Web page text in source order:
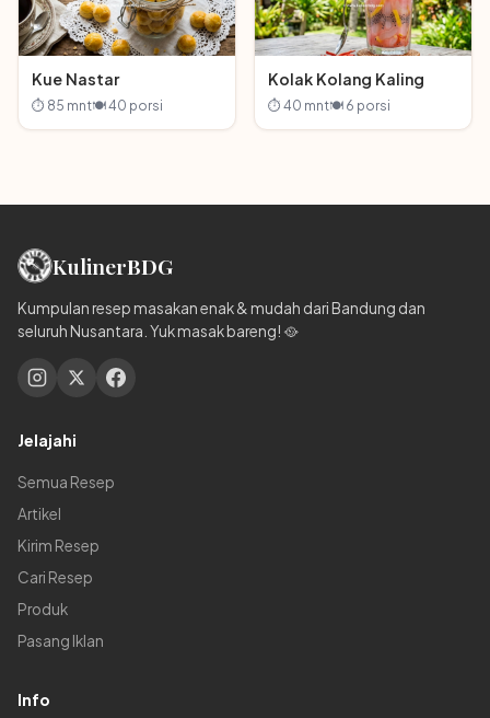
Kue Nastar
⏱ 85 mnt🍽 40 porsi
Kolak Kolang Kaling
⏱ 40 mnt🍽 6 porsi
KulinerBDG
Kumpulan resep masakan enak & mudah dari Bandung dan
seluruh Nusantara. Yuk masak bareng! 🥘
Jelajahi
Semua Resep
Artikel
Kirim Resep
Cari Resep
Produk
Pasang Iklan
Info